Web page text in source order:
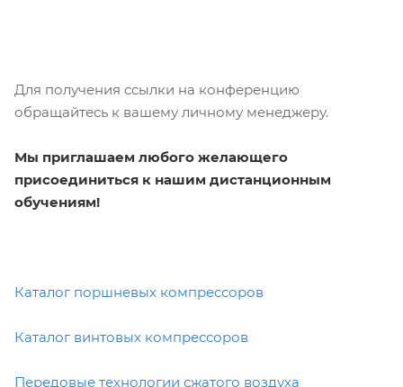
Для получения ссылки на конференцию
обращайтесь к вашему личному менеджеру.
Мы приглашаем любого желающего
присоединиться к нашим дистанционным
обучениям!
Каталог поршневых компрессоров
Каталог винтовых компрессоров
Передовые технологии сжатого воздуха